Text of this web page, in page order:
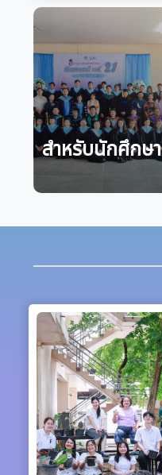
สำหรับนักศึกษา